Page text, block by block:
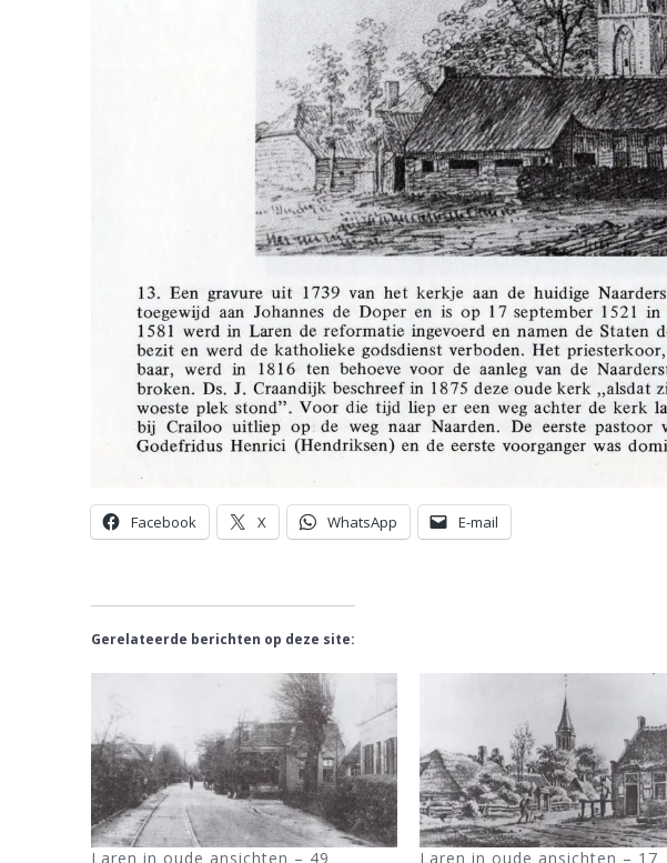
Facebook X WhatsApp E-mail
Gerelateerde berichten op deze site:
Laren in oude ansichten – 49 Laren in oude ansichten – 17